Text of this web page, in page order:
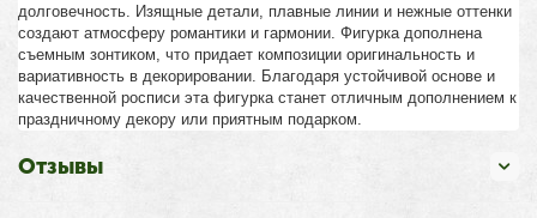
долговечность. Изящные детали, плавные линии и нежные оттенки
создают атмосферу романтики и гармонии. Фигурка дополнена
съемным зонтиком, что придает композиции оригинальность и
вариативность в декорировании. Благодаря устойчивой основе и
качественной росписи эта фигурка станет отличным дополнением к
праздничному декору или приятным подарком.
Отзывы